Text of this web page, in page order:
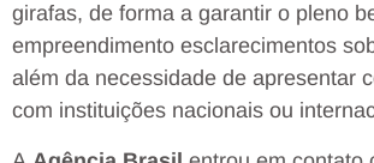
girafas, de forma a garantir o pleno
empreendimento esclarecimentos
além da necessidade de apresentar
com instituições nacionais ou